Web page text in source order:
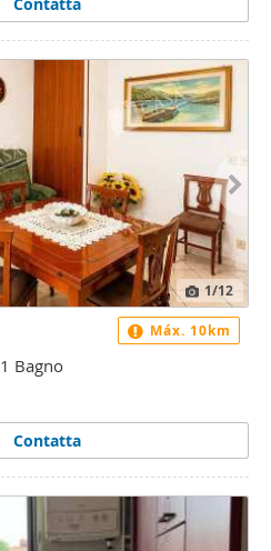
1/12
1 Bagno
Contatta
Máx. 10km